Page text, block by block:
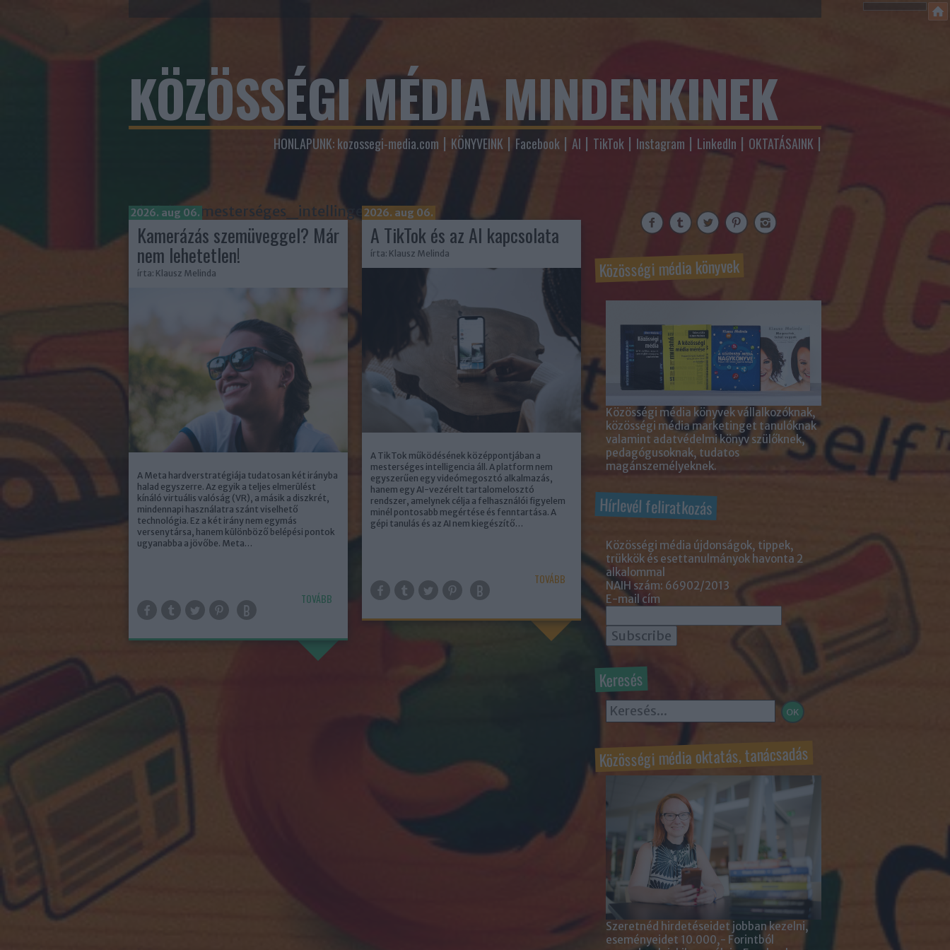
KÖZÖSSÉGI MÉDIA MINDENKINEK
HONLAPUNK: kozossegi-media.com KÖNYVEINK Facebook AI TikTok Instagram LinkedIn OKTATÁSAINK
Címkék»mesterséges_intellingencia
2026. aug 06.
Kamerázás szemüveggel? Már
nem lehetetlen!
írta: Klausz Melinda
A Meta hardverstratégiája tudatosan két irányba
halad egyszerre. Az egyik a teljes elmerülést
kínáló virtuális valóság (VR), a másik a diszkrét,
mindennapi használatra szánt viselhető
technológia. Ez a két irány nem egymás
versenytársa, hanem különböző belépési pontok
ugyanabba a jövőbe. Meta…
TOVÁBB
2026. aug 06.
A TikTok és az AI kapcsolata
írta: Klausz Melinda
A TikTok működésének középpontjában a
mesterséges intelligencia áll. A platform nem
egyszerűen egy videómegosztó alkalmazás,
hanem egy AI-vezérelt tartalomelosztó
rendszer, amelynek célja a felhasználói figyelem
minél pontosabb megértése és fenntartása. A
gépi tanulás és az AI nem kiegészítő…
TOVÁBB
Közösségi média könyvek
Közösségi média könyvek vállalkozóknak,
közösségi média marketinget tanulóknak
valamint adatvédelmi könyv szülőknek,
pedagógusoknak, tudatos
magánszemélyeknek.
Hírlevél feliratkozás
Közösségi média újdonságok, tippek,
trükkök és esettanulmányok havonta 2
alkalommal
NAIH szám: 66902/2013
E-mail cím
Keresés
Közösségi média oktatás, tanácsadás
Szeretnéd hirdetéseidet jobban kezelni,
eseményeidet 10.000,- Forintból